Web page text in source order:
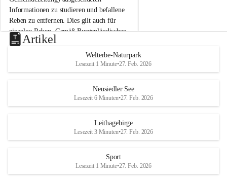
m
N
e
u
s
d
S
Informationen zu studieren und befallene
Reben zu entfernen. Dies gilt auch für
einzelne Reben. Gemäß Burgenländischen
Weinbaugesetz sind nicht gepflegte oder
unzulässige Weingärten zu roden! Bitte
helfen wir zusammen um unsere Winzer
vor den prognostizierten Ernteausfällen
und den daraus folgenden wirtschaftlichen
Maßnahmen zur Bekämpfung
Rebe und der Amerikanischen
u
e
d
r
S
Artikel
Welterbe-Naturpark
Lesezeit 1 Minute•27. Feb. 2026
Neusiedler See
Lesezeit 6 Minuten•27. Feb. 2026
Leithagebirge
Lesezeit 3 Minuten•27. Feb. 2026
Sport
Lesezeit 1 Minute•27. Feb. 2026